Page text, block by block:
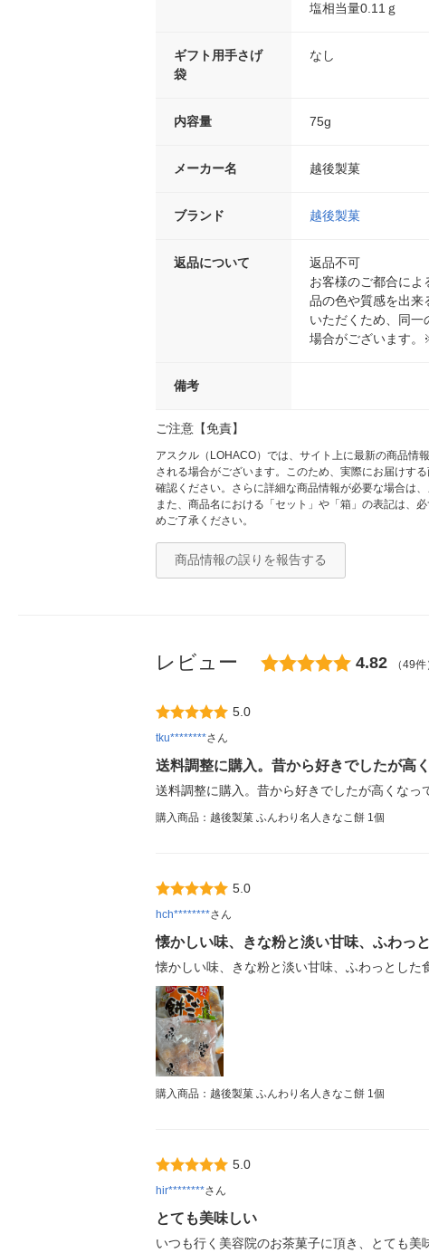
塩相当量0.11ｇ
ギフト用手さげ
袋
なし
内容量 75g
メーカー名 越後製菓
ブランド 越後製菓
返品について
返品不可
お客様のご都合に
品の色や質感を出
いただくため、同一
場合がございます。
備考
ご注意【免責】
アスクル（LOHACO）では、サイト上に最新の商品情
される場合がございます。このため、実際にお届けす
確認ください。さらに詳細な商品情報が必要な場合は
また、商品名における「セット」や「箱」の表記は、
めご了承ください。
商品情報の誤りを報告する
レビュー 4.82 （49件
5.0
tku********さん
送料調整に購入。昔から好きでしたが高
送料調整に購入。昔から好きでしたが高くな
購入商品：越後製菓 ふんわり名人きなこ餅 1個
5.0
hch********さん
懐かしい味、きな粉と淡い甘味、ふわっ
懐かしい味、きな粉と淡い甘味、ふわっとした
購入商品：越後製菓 ふんわり名人きなこ餅 1個
5.0
hir********さん
とても美味しい
いつも行く美容院のお茶菓子に頂き、とても